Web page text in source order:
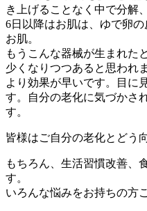
き上げることなく中で分解
6日以降はお肌は、ゆで卵
お肌。
もうこんな器械が生まれた
少くなりつつあると思われ
より効果が早いです。目に
す。自分の老化に気づかさ
す。
皆様はご自分の老化とどう
もちろん、生活習慣改善、
す。
いろんな悩みをお持ちの方